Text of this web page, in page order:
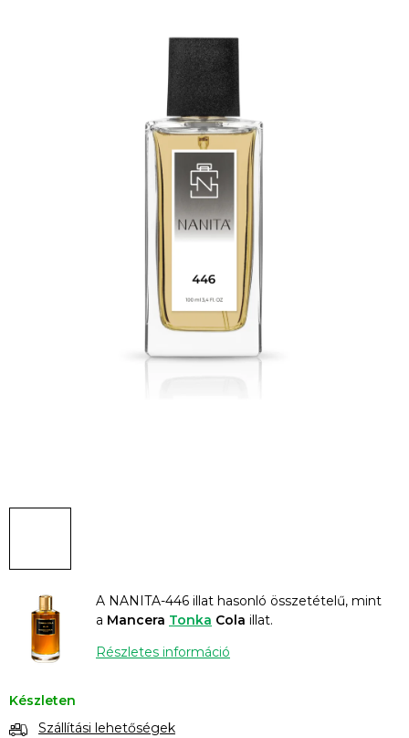
A NANITA-446 illat hasonló összetételű, mint
a Mancera Tonka Cola illat.
Részletes információ
Készleten
Szállítási lehetőségek